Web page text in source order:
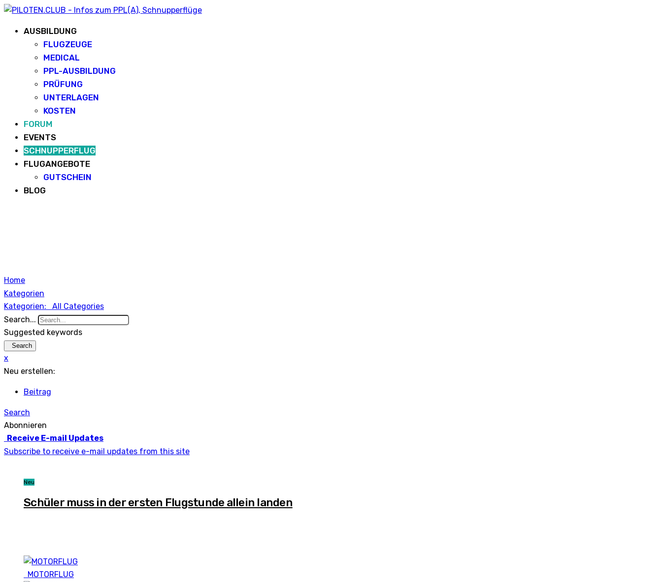
AUSBILDUNG
FLUGZEUGE
MEDICAL
PPL-AUSBILDUNG
PRÜFUNG
UNTERLAGEN
KOSTEN
FORUM
EVENTS
SCHNUPPERFLUG
FLUGANGEBOTE
GUTSCHEIN
BLOG
Home
Kategorien
Kategorien:
All Categories
Search...
Suggested keywords
Search
x
Neu erstellen:
Beitrag
Search
Abonnieren
Receive E-mail Updates
Subscribe to receive e-mail updates from this site
Neu
Schüler muss in der ersten Flugstunde allein landen
MOTORFLUG